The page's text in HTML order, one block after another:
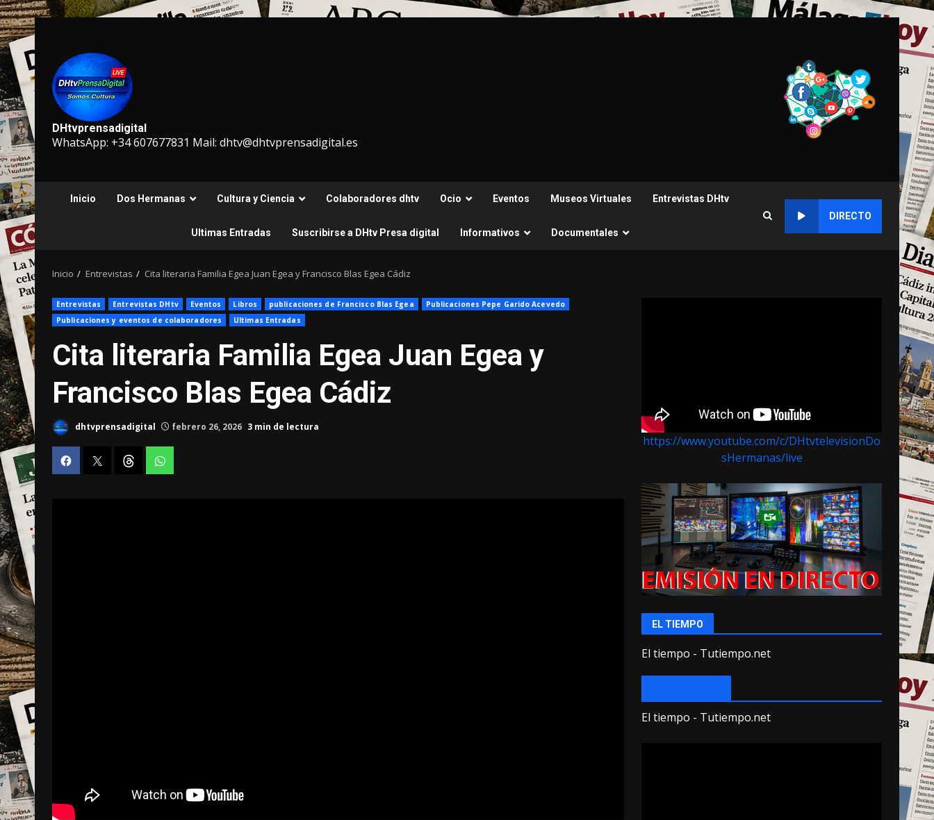
Saltar
contenido
DHtvprensadigital
WhatsApp: +34 607677831 Mail: dhtv@dhtvprensadigital.es
Inicio Dos Hermanas Cultura y Ciencia Colaboradores dhtv Ocio Eventos Museos Virtuales Entrevistas DHtv
Ultimas Entradas Suscribirse a DHtv Presa digital Informativos Documentales
DIRECTO
Inicio Entrevistas Cita literaria Familia Egea Juan Egea y Francisco Blas Egea Cádiz
Entrevistas Entrevistas DHtv Eventos Libros publicaciones de Francisco Blas Egea
Publicaciones Pepe Garido Acevedo
Publicaciones y eventos de colaboradores
Ultimas Entradas
Cita literaria Familia Egea Juan Egea y
Francisco Blas Egea Cádiz
dhtvprensadigital febrero 26, 2026 3 min de lectura
https://www.youtube.com/c/DHtvtelevisionDo
sHermanas/live
EL TIEMPO
El tiempo - Tutiempo.net
El tiempo - Tutiempo.net